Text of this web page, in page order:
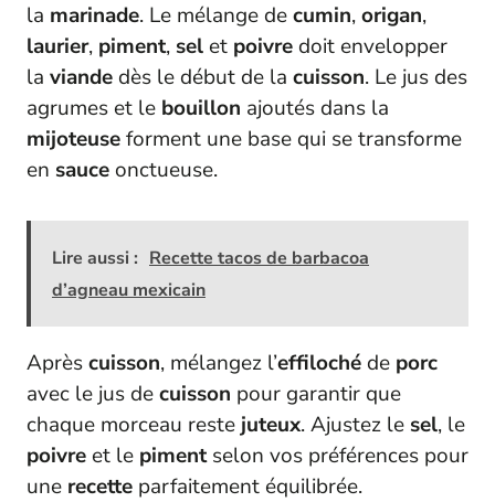
la marinade. Le mélange decumin,origan,
laurier, piment, sel et poivre doit envelopper
la viande dès le début de la cuisson. Le jus des
agrumes et le bouillon ajoutés dans la
mijoteuseforment une base qui se transforme
en sauce onctueuse.
Lire aussi : Recette tacos de barbacoa
d’agneau mexicain
Aprèscuisson, mélangez l’effiloché de porc
avec le jus decuisson pour garantir que
chaque morceau reste juteux. Ajustez le sel, le
poivre et le pimentselon vos préférences pour
une recette parfaitement équilibrée.